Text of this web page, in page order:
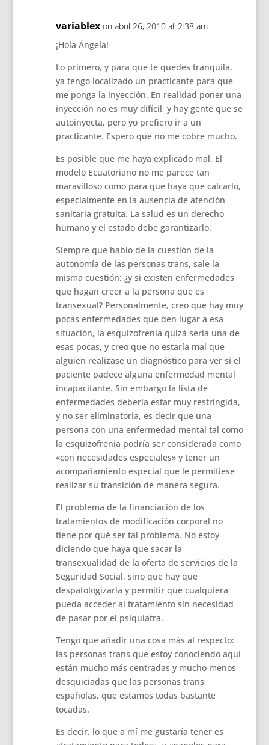
variablex on abril 26, 2010 at 2:38 am
¡Hola Ángela!
Lo primero, y para que te quedes tranquila,
ya tengo localizado un practicante para que
me ponga la inyección. En realidad poner una
inyección no es muy difícil, y hay gente que se
autoinyecta, pero yo prefiero ir a un
practicante. Espero que no me cobre mucho.
Es posible que me haya explicado mal. El
modelo Ecuatoriano no me parece tan
maravilloso como para que haya que calcarlo,
especialmente en la ausencia de atención
sanitaria gratuita. La salud es un derecho
humano y el estado debe garantizarlo.
Siempre que hablo de la cuestión de la
autonomía de las personas trans, sale la
misma cuestión: ¿y si existen enfermedades
que hagan creer a la persona que es
transexual? Personalmente, creo que hay muy
pocas enfermedades que den lugar a esa
situación, la esquizofrenia quizá sería una de
esas pocas, y creo que no estaría mal que
alguien realizase un diagnóstico para ver si el
paciente padece alguna enfermedad mental
incapacitante. Sin embargo la lista de
enfermedades debería estar muy restringida,
y no ser eliminatoria, es decir que una
persona con una enfermedad mental tal como
la esquizofrenia podría ser considerada como
«con necesidades especiales» y tener un
acompañamiento especial que le permitiese
realizar su transición de manera segura.
El problema de la financiación de los
tratamientos de modificación corporal no
tiene por qué ser tal problema. No estoy
diciendo que haya que sacar la
transexualidad de la oferta de servicios de la
Seguridad Social, sino que hay que
despatologizarla y permitir que cualquiera
pueda acceder al tratamiento sin necesidad
de pasar por el psiquiatra.
Tengo que añadir una cosa más al respecto:
las personas trans que estoy conociendo aquí
están mucho más centradas y mucho menos
desquiciadas que las personas trans
españolas, que estamos todas bastante
tocadas.
Es decir, lo que a mí me gustaría tener es